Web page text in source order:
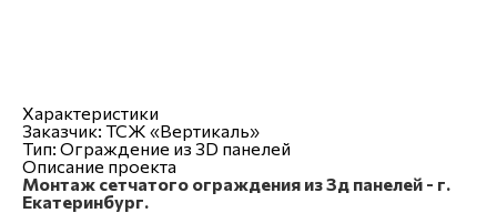
Характеристики
Заказчик: ТСЖ «Вертикаль»
Тип: Ограждение из 3D панелей
Описание проекта
Монтаж сетчатого ограждения из 3д панелей - г.
Екатеринбург.